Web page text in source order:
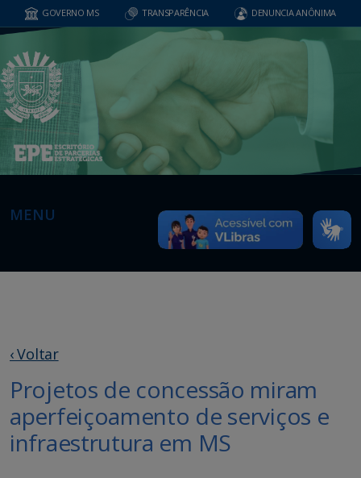
GOVERNO MS TRANSPARÊNCIA DENUNCIA ANÔNIMA
MENU
‹ Voltar
Projetos de concessão miram
aperfeiçoamento de serviços e
infraestrutura em MS